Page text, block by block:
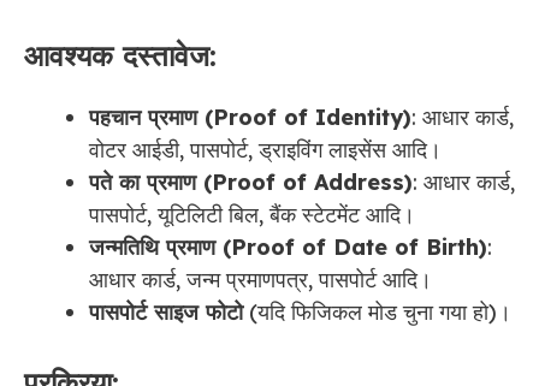
आवश्यक दस्तावेज:
पहचान प्रमाण (Proof of Identity): आधार कार्ड,
वोटर आईडी, पासपोर्ट, ड्राइविंग लाइसेंस आदि।
पते का प्रमाण (Proof of Address): आधार कार्ड,
पासपोर्ट, यूटिलिटी बिल, बैंक स्टेटमेंट आदि।
जन्मतिथि प्रमाण (Proof of Date of Birth):
आधार कार्ड, जन्म प्रमाणपत्र, पासपोर्ट आदि।
पासपोर्ट साइज फोटो(यदि फिजिकल मोड चुना गया हो)।